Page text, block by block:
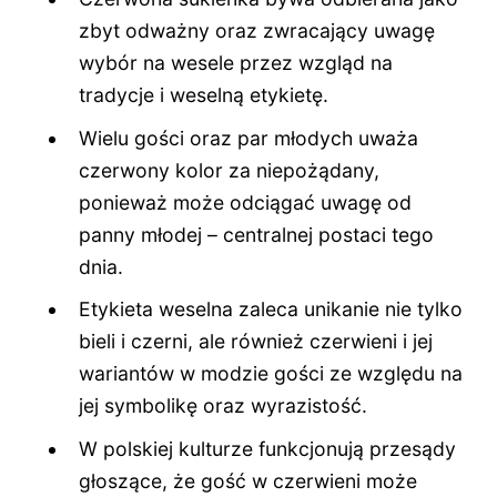
zbyt odważny oraz zwracający uwagę
wybór na wesele przez wzgląd na
tradycje i weselną etykietę.
Wielu gości oraz par młodych uważa
czerwony kolor za niepożądany,
ponieważ może odciągać uwagę od
panny młodej – centralnej postaci tego
dnia.
Etykieta weselna zaleca unikanie nie tylko
bieli i czerni, ale również czerwieni i jej
wariantów w modzie gości ze względu na
jej symbolikę oraz wyrazistość.
W polskiej kulturze funkcjonują przesądy
głoszące, że gość w czerwieni może